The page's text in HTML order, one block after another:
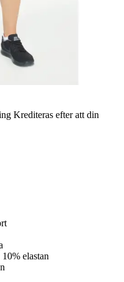
Krediteras efter att din
elastan